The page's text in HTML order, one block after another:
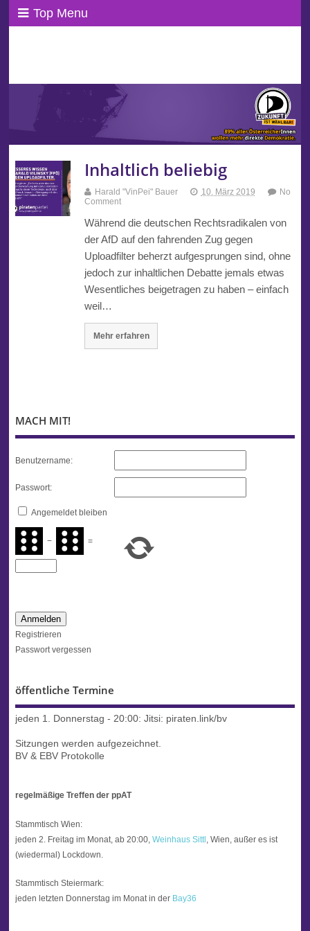
Top Menu
Inhaltlich beliebig
Harald "VinPei" Bauer 10. März 2019
No
Comment
Während die deutschen Rechtsradikalen von
der AfD auf den fahrenden Zug gegen
Uploadfilter beherzt aufgesprungen sind, ohne
jedoch zur inhaltlichen Debatte jemals etwas
Wesentliches beigetragen zu haben – einfach
weil…
Mehr erfahren
MACH MIT!
Benutzername:
Passwort:
Angemeldet bleiben
− =
Anmelden
Registrieren
Passwort vergessen
öffentliche Termine
jeden 1. Donnerstag - 20:00: Jitsi: piraten.link/bv
Sitzungen werden aufgezeichnet.
BV & EBV Protokolle
regelmäßige Treffen der ppAT
Stammtisch Wien:
jeden 2. Freitag im Monat, ab 20:00, Weinhaus Sittl , Wien, außer es ist
(wiedermal) Lockdown.
Stammtisch Steiermark:
jeden letzten Donnerstag im Monat in der Bay36